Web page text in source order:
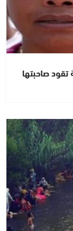
تقود صاحبتها